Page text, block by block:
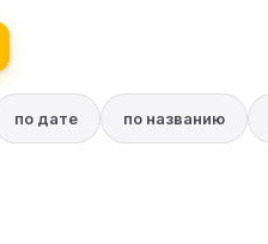
по дате по названию